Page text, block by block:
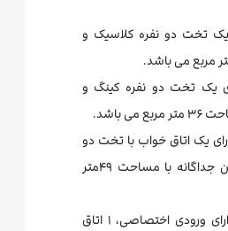
یک تخت دو نفره کلاسیک و
یک تخت دو نفره کینگ و
باشد.
یک اتاق خواب با تخت دو
نفره و فضای نشیمن جداگانه با مساحت ۴۹متر
سوئیت دو خوابه دارای ورودی اختصاصی، ۱ اتاق